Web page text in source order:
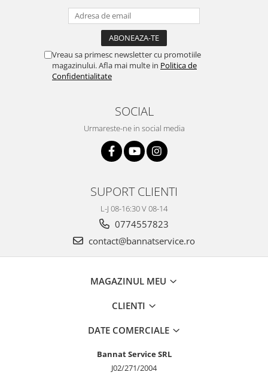
Vreau sa primesc newsletter cu promotiile
magazinului. Afla mai multe in Politica de
Confidentialitate
SOCIAL
Urmareste-ne in social media
SUPORT CLIENTI
L-J 08-16:30 V 08-14
0774557823
contact@bannatservice.ro
MAGAZINUL MEU
CLIENTI
DATE COMERCIALE
Bannat Service SRL
J02/271/2004